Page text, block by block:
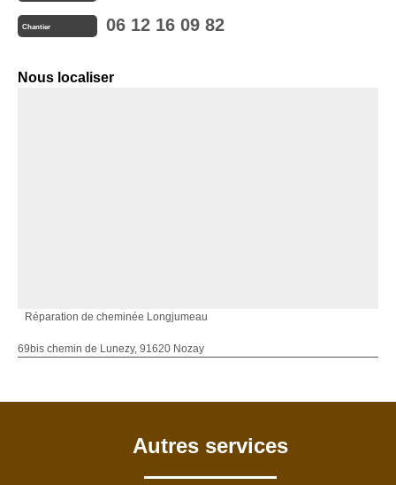
Chantier 06 12 16 09 82
Nous localiser
Réparation de cheminée Longjumeau
69bis chemin de Lunezy, 91620 Nozay
Autres services